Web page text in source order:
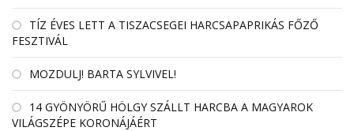
TÍZ ÉVES LETT A TISZACSEGEI HARCSAPAPRIKÁS FŐZŐ
FESZTIVÁL
MOZDULJ! BARTA SYLVIVEL!
14 GYÖNYÖRŰ HÖLGY SZÁLLT HARCBA A MAGYAROK
VILÁGSZÉPE KORONÁJÁÉRT